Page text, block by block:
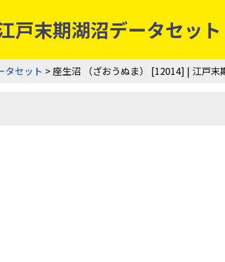
戸末期湖沼データセット
タセット > 座生沼 （ざおうぬま） [12014] | 江戸末